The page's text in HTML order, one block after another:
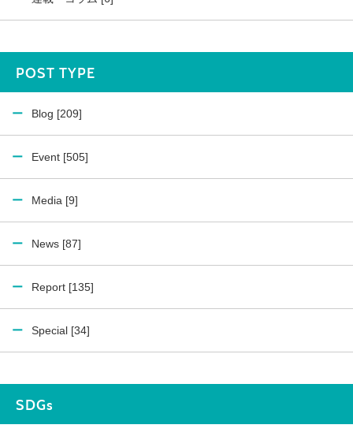
POST TYPE
Blog [209]
Event [505]
Media [9]
News [87]
Report [135]
Special [34]
SDGs